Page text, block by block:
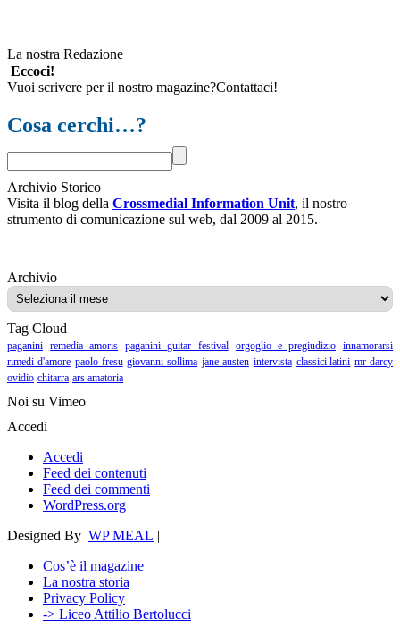
La nostra Redazione
Eccoci!
Vuoi scrivere per il nostro magazine?Contattaci!
Cosa cerchi…?
Archivio Storico
Visita il blog della Crossmedial Information Unit, il nostro
strumento di comunicazione sul web, dal 2009 al 2015.
ArchivioArchivio
Tag Cloud
paganini remedia amoris paganini guitar festival orgoglio e pregiudizio innamorarsi
rimedi d'amore paolo fresu giovanni sollima jane austen intervista classici latini mr darcy
ovidio chitarra ars amatoria
Noi su Vimeo
Accedi
Accedi
Feed dei contenuti
Feed dei commenti
WordPress.org
Designed By WP MEAL |
Cos’è il magazine
La nostra storia
Privacy Policy
-> Liceo Attilio Bertolucci